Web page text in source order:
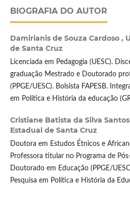
BIOGRAFIA DO AUTOR
Damirianis de Souza Cardoso ,
de Santa Cruz
Licenciada em Pedagogia (UESC).
graduação Mestrado e Doutorado
(PPGE/UESC). Bolsista FAPESB.
em Política e História da educação
Cristiane Batista da Silva Santos
Estadual de Santa Cruz
Doutora em Estudos Étnicos e
Professora titular no Programa de
Doutorado em Educação (PPGE/
Pesquisa em Política e História da